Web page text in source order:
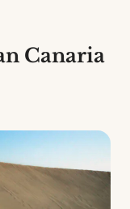
Canaria